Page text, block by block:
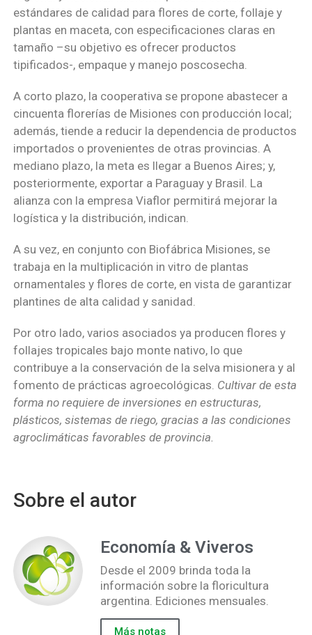
estándares de calidad para flores de corte, follaje y
plantas en maceta, con especificaciones claras en
tamaño –su objetivo es ofrecer productos
tipificados-, empaque y manejo poscosecha.
A corto plazo, la cooperativa se propone abastecer a
cincuenta florerías de Misiones con producción local;
además, tiende a reducir la dependencia de productos
importados o provenientes de otras provincias. A
mediano plazo, la meta es llegar a Buenos Aires; y,
posteriormente, exportar a Paraguay y Brasil. La
alianza con la empresa Viaflor permitirá mejorar la
logística y la distribución, indican.
A su vez, en conjunto con Biofábrica Misiones, se
trabaja en la multiplicación in vitro de plantas
ornamentales y flores de corte, en vista de garantizar
plantines de alta calidad y sanidad.
Por otro lado, varios asociados ya producen flores y
follajes tropicales bajo monte nativo, lo que
contribuye a la conservación de la selva misionera y al
fomento de prácticas agroecológicas. Cultivar de esta
forma no requiere de inversiones en estructuras,
plásticos, sistemas de riego, gracias a las condiciones
agroclimáticas favorables de provincia.
Sobre el autor
Economía & Viveros
Desde el 2009 brinda toda la
información sobre la floricultura
argentina. Ediciones mensuales.
Más notas